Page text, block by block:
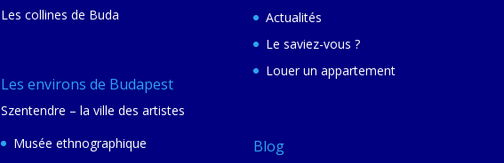
Les collines de Buda
Les environs de Budapest
Szentendre – la ville des artistes
Musée ethnographique
Actualités
Le saviez-vous ?
Louer un appartement
Blog